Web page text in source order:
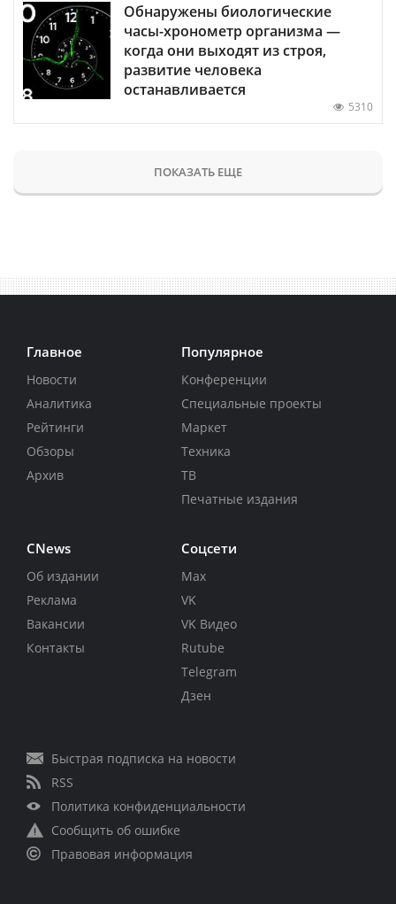
Обнаружены биологические
часы-хронометр организма —
когда они выходят из строя,
развитие человека
останавливается
5310
ПОКАЗАТЬ ЕЩЕ
Главное
Новости
Аналитика
Рейтинги
Обзоры
Архив
Популярное
Конференции
Специальные проекты
Маркет
Техника
ТВ
Печатные издания
CNews
Об издании
Реклама
Вакансии
Контакты
Соцсети
Max
VK
VK Видео
Rutube
Telegram
Дзен
Быстрая подписка на новости
RSS
Политика конфиденциальности
Сообщить об ошибке
Правовая информация